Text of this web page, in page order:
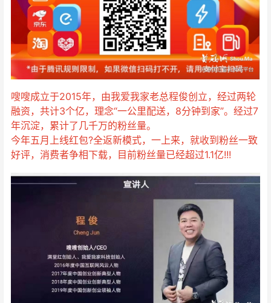
嗖嗖成立于2015年，由我爱我家老总程俊创立，经过两轮
融资，共计3个亿，理念“一公里配送，8分钟到家”。经过7
年沉淀，累计了几千万的粉丝量。
今年五月上线红包?全返新模式，一上来，就收到粉丝一致
好评，消费者争相下载，目前粉丝量已经超过1.1亿!!!